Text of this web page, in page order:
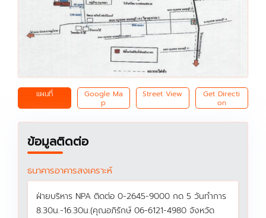
แผนที่
Google Ma
p
Street View
Get Directi
on
ข้อมูลติดต่อ
ธนาคารอาคารสงเคราะห์
ฝ่ายบริหาร NPA ติดต่อ 0-2645-9000 กด 5 วันทำการ
8.30น.-16.30น.(คุณอภิรักษ์ 06-6121-4980 จังหวัด